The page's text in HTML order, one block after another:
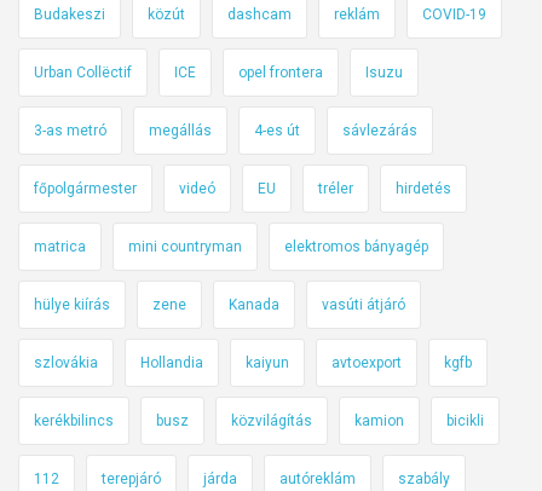
ó
-
t
ő
á
l
m
s
Budakeszi közút dashcam reklám COVID-19
Urban Collëctif ICE opel frontera Isuzu
3-as metró megállás 4-es út sávlezárás
főpolgármester videó EU tréler hirdetés
matrica mini countryman elektromos bányagép
hülye kiírás zene Kanada vasúti átjáró
szlovákia Hollandia kaiyun avtoexport kgfb
kerékbilincs busz közvilágítás kamion bicikli
112 terepjáró járda autóreklám szabály